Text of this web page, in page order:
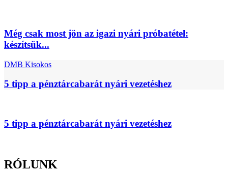
Még csak most jön az igazi nyári próbatétel:
készítsük...
DMB Kisokos
5 tipp a pénztárcabarát nyári vezetéshez
5 tipp a pénztárcabarát nyári vezetéshez
RÓLUNK